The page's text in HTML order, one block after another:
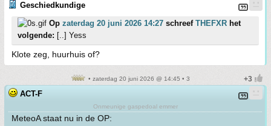
Geschiedkundige
Op zaterdag 20 juni 2026 14:27 schreef THEFXR het
volgende: [..] Yess
Klote zeg, huurhuis of?
• zaterdag 20 juni 2026 @ 14:45 • 3
ACT-F
Onmeunige gaspedoal emmer
MeteoA staat nu in de OP: